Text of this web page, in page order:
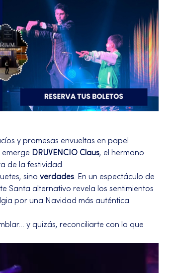
y promesas envueltas en papel
emerge DRUVENCIO Claus, el hermano
de la festividad.
sino verdades. En un espectáculo de
Santa alternativo revela los sentimientos
por una Navidad más auténtica.
y quizás, reconciliarte con lo que